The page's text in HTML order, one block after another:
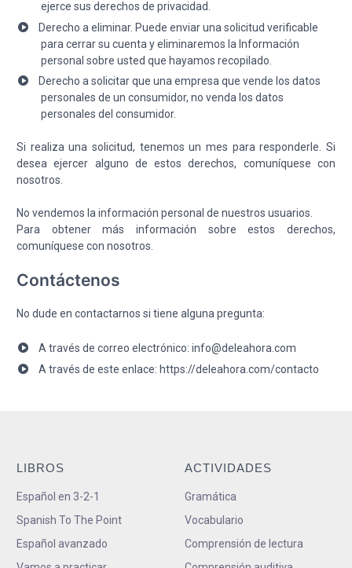
ejerce sus derechos de privacidad.
Derecho a eliminar. Puede enviar una solicitud verificable
para cerrar su cuenta y eliminaremos la Información
personal sobre usted que hayamos recopilado.
Derecho a solicitar que una empresa que vende los datos
personales de un consumidor, no venda los datos
personales del consumidor.
Si realiza una solicitud, tenemos un mes para responderle. Si
desea ejercer alguno de estos derechos, comuníquese con
nosotros.
No vendemos la información personal de nuestros usuarios.
Para obtener más información sobre estos derechos,
comuníquese con nosotros.
Contáctenos
No dude en contactarnos si tiene alguna pregunta:
A través de correo electrónico: info@deleahora.com
A través de este enlace: https://deleahora.com/contacto
LIBROS
Español en 3-2-1
Spanish To The Point
Español avanzado
ACTIVIDADES
Gramática
Vocabulario
Comprensión de lectura